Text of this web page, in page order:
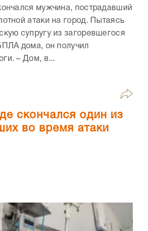
мужчина, пострадавший
атаки на город. Пытаясь
супругу из загоревшегося
дома, он получил
– Дом, в...
скончался один из
во время атаки